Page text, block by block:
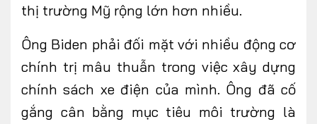
thị trường Mỹ rộng lớn hơn nhiều.
Ông Biden phải đối mặt với nhiều động cơ
chính trị mâu thuẫn trong việc xây dựng
chính sách xe điện của mình. Ông đã cố
gắng cân bằng mục tiêu môi trường là